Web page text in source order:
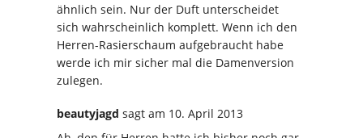
ähnlich sein. Nur der Duft unterscheidet
sich wahrscheinlich komplett. Wenn ich den
Herren-Rasierschaum aufgebraucht habe
werde ich mir sicher mal die Damenversion
zulegen.
beautyjagd sagt am 10. April 2013